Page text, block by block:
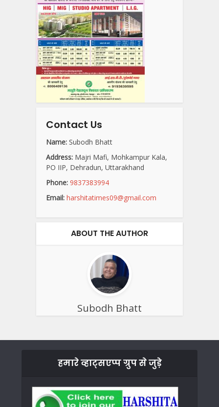
Contact Us
Name: Subodh Bhatt
Address: Majri Mafi, Mohkampur Kala,
PO IIP, Dehradun, Uttarakhand
Phone: 9837383994
Email: harshitatimes09@gmail.com
ABOUT THE AUTHOR
Subodh Bhatt
हमारे व्हाट्सएप्प ग्रुप से जुड़े